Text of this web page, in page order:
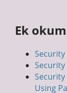
Ek
Security
Using